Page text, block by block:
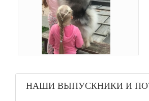
НАШИ ВЫПУСКНИКИ И